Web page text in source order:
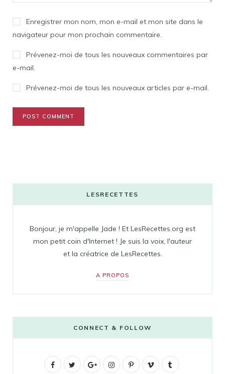
Enregistrer mon nom, mon e-mail et mon site dans le
navigateur pour mon prochain commentaire.
Prévenez-moi de tous les nouveaux commentaires par
e-mail.
Prévenez-moi de tous les nouveaux articles par e-mail.
LESRECETTES
Bonjour, je m'appelle Jade ! Et LesRecettes.org est
mon petit coin d'Internet ! Je suis la voix, l'auteur
et la créatrice de LesRecettes.
A PROPOS
CONNECT & FOLLOW
F
G
I
P
V